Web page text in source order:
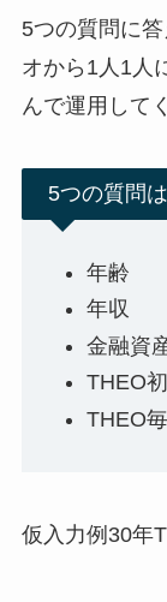
5つの質問に
オから1人1人
んで運用して
5つの質問
年齢
年収
金融資
THEO
THEO
仮入力例30年